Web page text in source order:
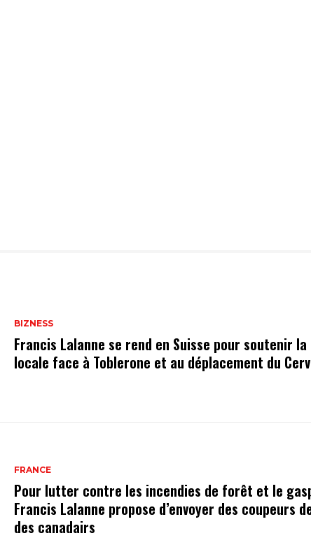
BIZNESS
Francis Lalanne se rend en Suisse pour soutenir
locale face à Toblerone et au déplacement du
FRANCE
Pour lutter contre les incendies de forêt et le
Francis Lalanne propose d’envoyer des coupeurs
des canadairs